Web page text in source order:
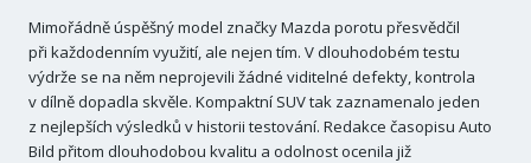
Mimořádně úspěšný model značky Mazda porotu přesvědčil
při každodenním využití, ale nejen tím. V dlouhodobém testu
výdrže se na něm neprojevili žádné viditelné defekty, kontrola
v dílně dopadla skvěle. Kompaktní SUV tak zaznamenalo jeden
z nejlepších výsledků v historii testování. Redakce časopisu Auto
Bild přitom dlouhodobou kvalitu a odolnost ocenila již